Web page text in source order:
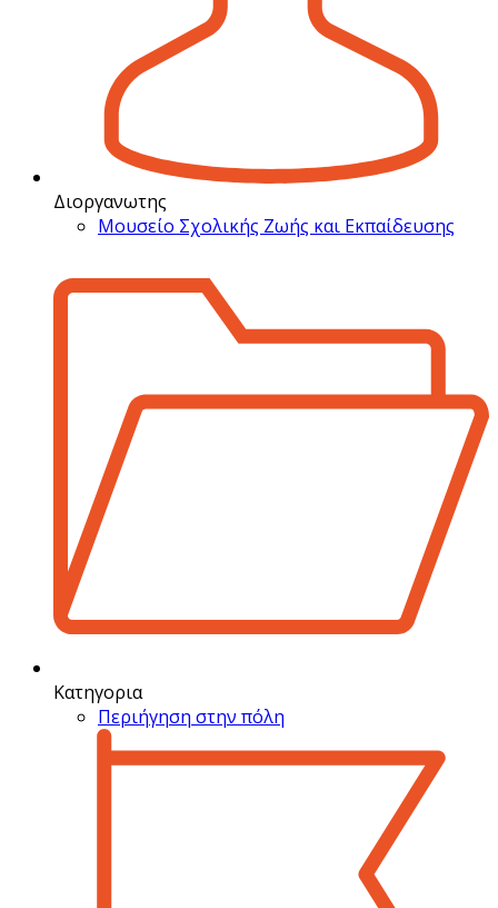
Διοργανωτης
Μουσείο Σχολικής Ζωής και Εκπαίδευσης
Κατηγορια
Περιήγηση στην πόλη